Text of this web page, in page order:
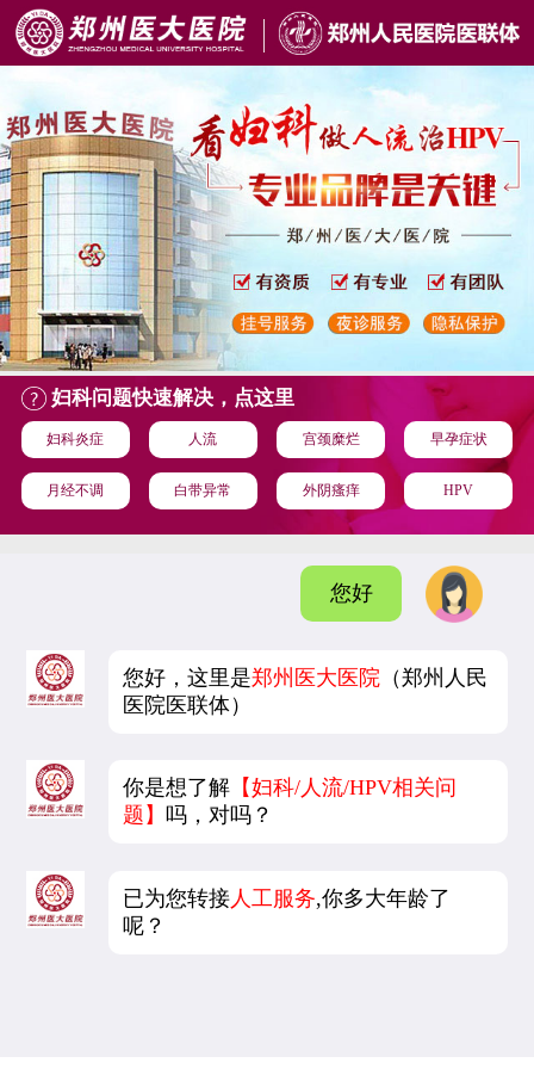
妇科问题快速解决，点这里
妇科炎症 人流 宫颈糜烂 早孕症状
月经不调 白带异常 外阴瘙痒 HPV
您好
您好，这里是郑州医大医院 （郑州人民
医院医联体）
你是想了解 【妇科/人流/HPV相关问
题】吗，对吗？
已为您转接 人工服务,你多大年龄了
呢？